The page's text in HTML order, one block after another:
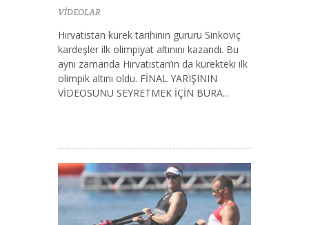
VİDEOLAR
Hırvatistan kürek tarihinin gururu Sinkoviç
kardeşler ilk olimpiyat altınını kazandı. Bu
aynı zamanda Hırvatistan’ın da kürekteki ilk
olimpik altını oldu. FİNAL YARIŞININ
VİDEOSUNU SEYRETMEK İÇİN BURA...